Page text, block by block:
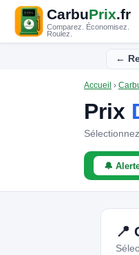
CarbuPrix.fr
Comparez. Économisez.
Roulez.
←
Accueil ›
Prix
🔔
📍